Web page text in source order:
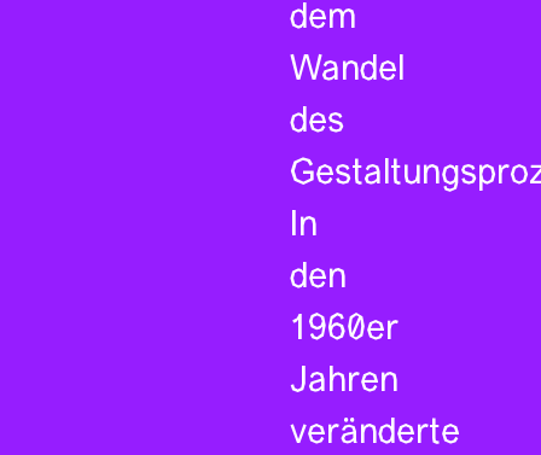
dem
Wandel
des
In
den
1960er
Jahren
veränderte